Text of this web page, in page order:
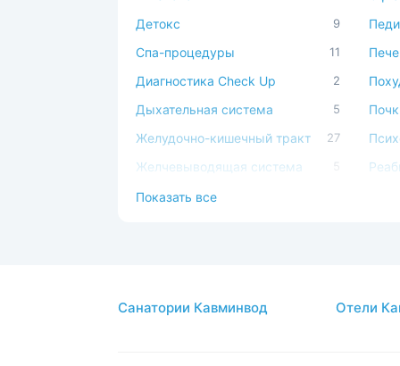
Детокс 9
Спа-процедуры 11
Диагностика Check Up 2
Дыхательная система 5
Желудочно-кишечный тракт 27
Желчевыводящая система 5
Иммунная система
Мочеполовая система 2
Показать все
Санатории Кавминвод Отели